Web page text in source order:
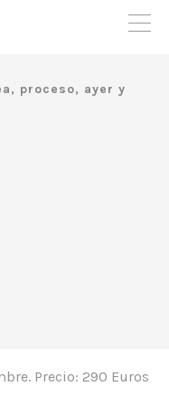
para poder
del proyecto y
proceso, ayer y
Precio: 290 Euros